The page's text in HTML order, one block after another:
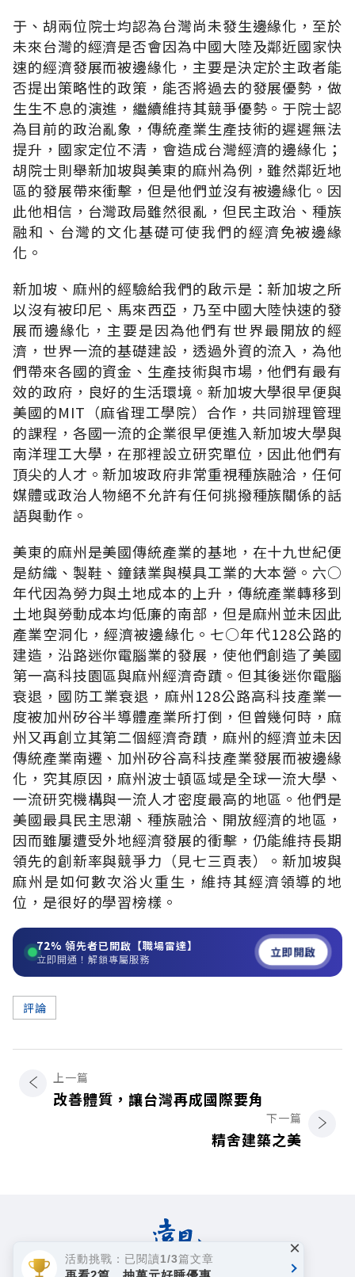
于、胡兩位院士均認為台灣尚未發生邊緣化，至於
未來台灣的經濟是否會因為中國大陸及鄰近國家快
速的經濟發展而被邊緣化，主要是決定於主政者能
否提出策略性的政策，能否將過去的發展優勢，做
生生不息的演進，繼續維持其競爭優勢。于院士認
為目前的政治亂象，傳統產業生產技術的遲遲無法
提升，國家定位不清，會造成台灣經濟的邊緣化；
胡院士則舉新加坡與美東的麻州為例，雖然鄰近地
區的發展帶來衝擊，但是他們並沒有被邊緣化。因
此他相信，台灣政局雖然很亂，但民主政治、種族
融和、台灣的文化基礎可使我們的經濟免被邊緣
化。
新加坡、麻州的經驗給我們的啟示是：新加坡之所
以沒有被印尼、馬來西亞，乃至中國大陸快速的發
展而邊緣化，主要是因為他們有世界最開放的經
濟，世界一流的基礎建設，透過外資的流入，為他
們帶來各國的資金、生產技術與市場，他們有最有
效的政府，良好的生活環境。新加坡大學很早便與
美國的MIT（麻省理工學院）合作，共同辦理管理
的課程，各國一流的企業很早便進入新加坡大學與
南洋理工大學，在那裡設立研究單位，因此他們有
頂尖的人才。新加坡政府非常重視種族融洽，任何
媒體或政治人物絕不允許有任何挑撥種族關係的話
語與動作。
美東的麻州是美國傳統產業的基地，在十九世紀便
是紡織、製鞋、鐘錶業與模具工業的大本營。六○
年代因為勞力與土地成本的上升，傳統產業轉移到
土地與勞動成本均低廉的南部，但是麻州並未因此
產業空洞化，經濟被邊緣化。七○年代128公路的
建造，沿路迷你電腦業的發展，使他們創造了美國
第一高科技園區與麻州經濟奇蹟。但其後迷你電腦
衰退，國防工業衰退，麻州128公路高科技產業一
度被加州矽谷半導體產業所打倒，但曾幾何時，麻
州又再創立其第二個經濟奇蹟，麻州的經濟並未因
傳統產業南遷、加州矽谷高科技產業發展而被邊緣
化，究其原因，麻州波士頓區域是全球一流大學、
一流研究機構與一流人才密度最高的地區。他們是
美國最具民主思潮、種族融洽、開放經濟的地區，
因而雖屢遭受外地經濟發展的衝擊，仍能維持長期
領先的創新率與競爭力（見七三頁表）。新加坡與
麻州是如何數次浴火重生，維持其經濟領導的地
位，是很好的學習榜樣。
72% 領先者已開啟【職場雷達】
立即開通！解鎖專屬服務 立即開啟
評論
上一篇
改善體質，讓台灣再成國際要角
下一篇
精舍建築之美
活動挑戰：已閱讀1/3篇文章 ×